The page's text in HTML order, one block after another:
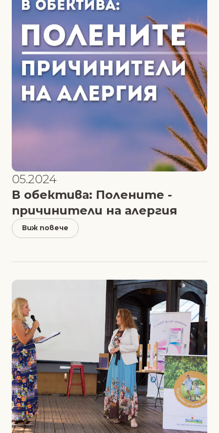
05.2024
В обектива: Полените -
причинители на алергия
Виж повече